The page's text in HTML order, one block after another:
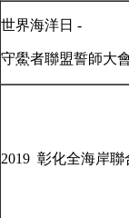
世界海洋日 -
守鱟者聯盟誓師大
2019 彰化全海岸聯